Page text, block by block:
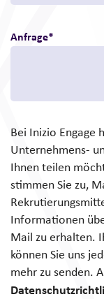
Anfrage*
Bei Inizio Engage
Unternehmens-
Ihnen teilen
stimmen Sie zu,
Informationen
Mail zu erhalten.
können Sie uns
mehr zu senden.